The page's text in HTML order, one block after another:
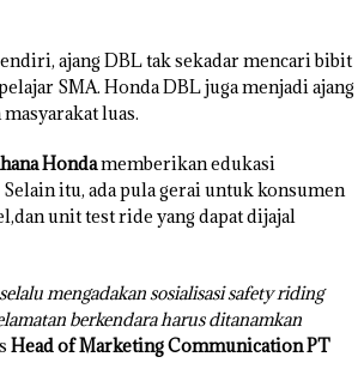
ajang DBL tak sekadar mencari bibit
SMA. Honda DBL juga menjadi ajang
luas.
Hondamemberikan edukasi
Selain itu, ada pula gerai untuk konsumen
unit test ride yang dapat dijajal
mengadakan sosialisasi safety riding
berkendara harus ditanamkan
Head of Marketing Communication PT